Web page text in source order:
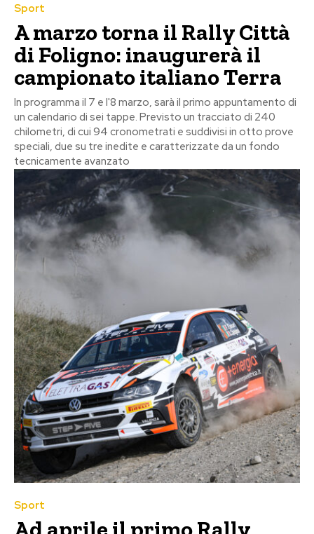
Sport
A marzo torna il Rally Città
di Foligno: inaugurerà il
campionato italiano Terra
In programma il 7 e l'8 marzo, sarà il primo appuntamento di
un calendario di sei tappe. Previsto un tracciato di 240
chilometri, di cui 94 cronometrati e suddivisi in otto prove
speciali, due su tre inedite e caratterizzate da un fondo
tecnicamente avanzato
Sport